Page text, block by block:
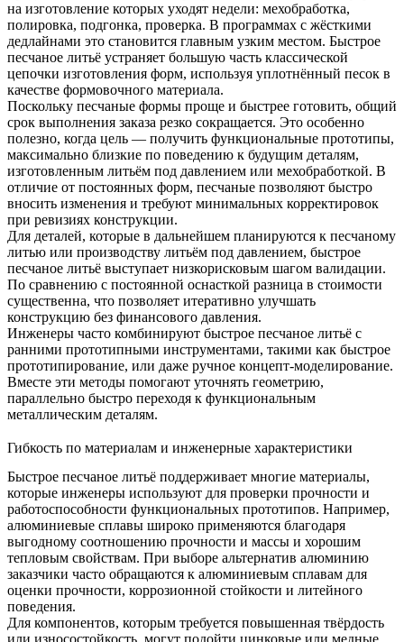
на изготовление которых уходят недели: мехобработка,
полировка, подгонка, проверка. В программах с жёсткими
дедлайнами это становится главным узким местом. Быстрое
песчаное литьё устраняет большую часть классической
цепочки изготовления форм, используя уплотнённый песок в
качестве формовочного материала.
Поскольку песчаные формы проще и быстрее готовить, общий
срок выполнения заказа резко сокращается. Это особенно
полезно, когда цель — получить функциональные прототипы,
максимально близкие по поведению к будущим деталям,
изготовленным литьём под давлением или мехобработкой. В
отличие от постоянных форм, песчаные позволяют быстро
вносить изменения и требуют минимальных корректировок
при ревизиях конструкции.
Для деталей, которые в дальнейшем планируются к песчаному
литью или производству литьём под давлением, быстрое
песчаное литьё выступает низкорисковым шагом валидации.
По сравнению с постоянной оснасткой разница в стоимости
существенна, что позволяет итеративно улучшать
конструкцию без финансового давления.
Инженеры часто комбинируют быстрое песчаное литьё с
ранними прототипными инструментами, такими как быстрое
прототипирование, или даже ручное концепт-моделирование.
Вместе эти методы помогают уточнять геометрию,
параллельно быстро переходя к функциональным
металлическим деталям.
Гибкость по материалам и инженерные характеристики
Быстрое песчаное литьё поддерживает многие материалы,
которые инженеры используют для проверки прочности и
работоспособности функциональных прототипов. Например,
алюминиевые сплавы широко применяются благодаря
выгодному соотношению прочности и массы и хорошим
тепловым свойствам. При выборе альтернатив алюминию
заказчики часто обращаются к алюминиевым сплавам для
оценки прочности, коррозионной стойкости и литейного
поведения.
Для компонентов, которым требуется повышенная твёрдость